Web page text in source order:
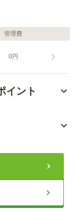
管理費
0円
イント
。もしくは最寄
にて10分、大徳